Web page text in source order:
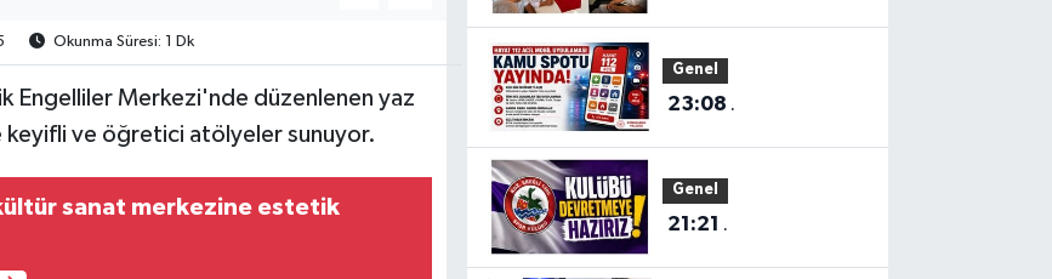
Okunma Süresi: 1 Dk
Engelliler Merkezi'nde düzenlenen yaz
keyifli ve öğretici atölyeler sunuyor.
sanat merkezine estetik
Genel
23:08 .
Genel
21:21 .